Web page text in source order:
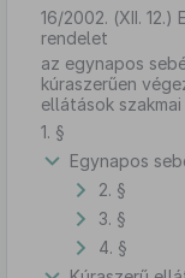
16/2002. (XII. 12.)
rendelet
az egynapos
kúraszerűen
ellátások
1. §
Egynapos
2. §
3. §
4. §